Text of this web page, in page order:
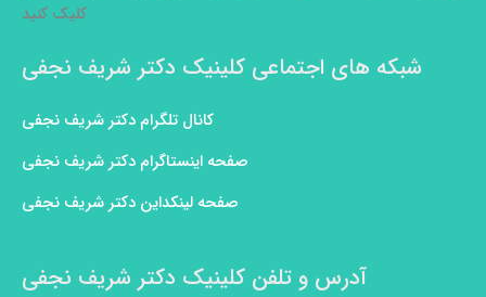
کلیک کنید
شبکه های اجتماعی کلینیک دکتر شریف نجفی
کانال تلگرام دکتر شریف نجفی
صفحه اینستاگرام دکتر شریف نجفی
صفحه لینکداین دکتر شریف نجفی
آدرس و تلفن کلینیک دکتر شریف نجفی